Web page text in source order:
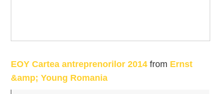
EOY Cartea antreprenorilor 2014 from Ernst
&amp; Young Romania